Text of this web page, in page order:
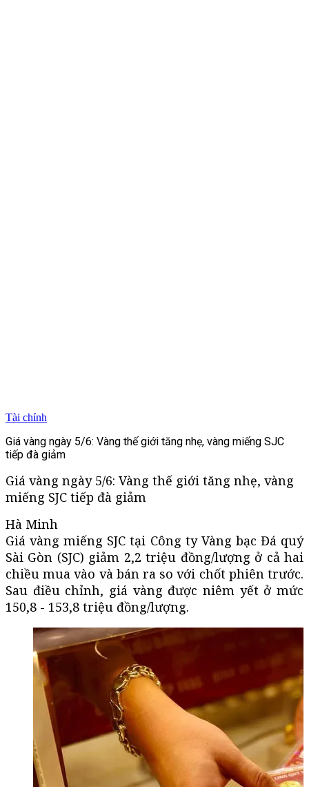
Tài chính
Giá vàng ngày 5/6: Vàng thế giới tăng nhẹ, vàng miếng SJC
tiếp đà giảm
Giá vàng ngày 5/6: Vàng thế giới tăng nhẹ, vàng
miếng SJC tiếp đà giảm
Hà Minh
Giá vàng miếng SJC tại Công ty Vàng bạc Đá quý
Sài Gòn (SJC) giảm 2,2 triệu đồng/lượng ở cả hai
chiều mua vào và bán ra so với chốt phiên trước.
Sau điều chỉnh, giá vàng được niêm yết ở mức
150,8 - 153,8 triệu đồng/lượng.